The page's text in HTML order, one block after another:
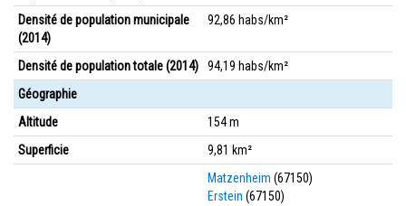
Densité de population municipale
(2014)
92,86 habs/km²
Densité de population totale (2014)
94,19 habs/km²
Géographie
Altitude
154 m
Superficie
9,81 km²
Matzenheim (67150)
Erstein (67150)